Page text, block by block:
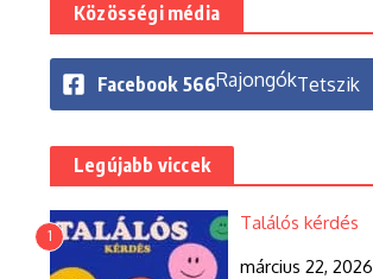
Közösségi média
Facebook 566RajongókTetszik
Legújabb viccek
1
Találós kérdés
március 22, 2026